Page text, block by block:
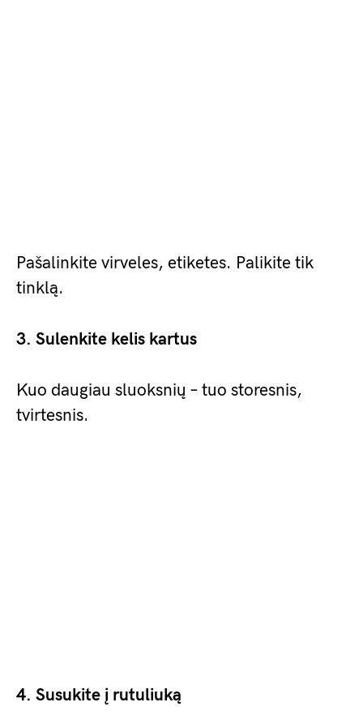
Pašalinkite virveles, etiketes. Palikite tik
tinklą.
3. Sulenkite kelis kartus
Kuo daugiau sluoksnių – tuo storesnis,
tvirtesnis.
4. Susukite į rutuliuką